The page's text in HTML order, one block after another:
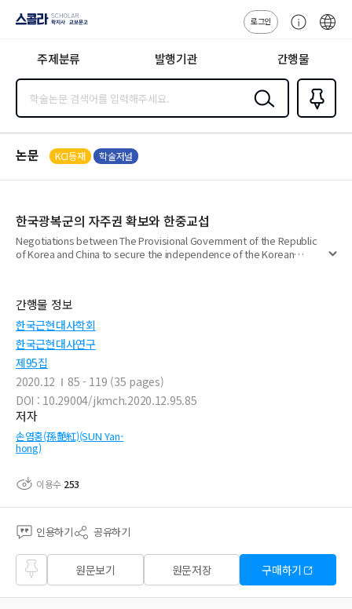
지사·교보문고
로그인
센
주제분류 발행기관 간행물
검색
즐겨찾
기0
논문 KCI등재 학술저널
한국광복군의 자주권 확보와 한중교섭
Negotiations between The Provisional Government of the Republic
of Korea and China to secure the independence of the Korean
간행물 정보
한국근현대사학회
한국근현대사연구
제95집
2020.12
85 - 119 (35 pages)
DOI : 10.29004/jkmch.2020.12.95.85
저자
손염홍(孫艶紅)(SUN Yan-
hong)
이용수 253
인용하기 공유하기
즐겨
찾기
원문보기 원문저장 구매하기